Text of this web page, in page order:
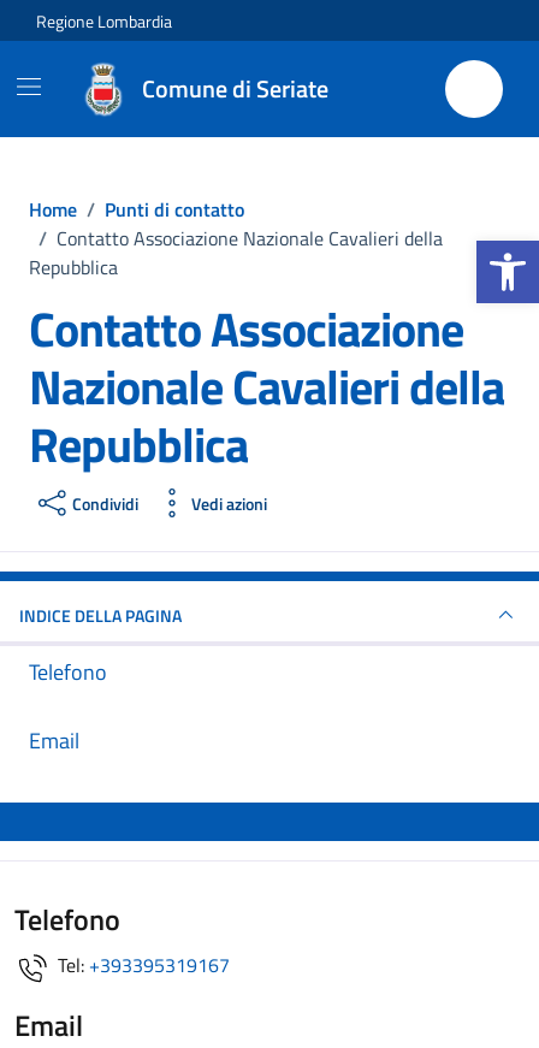
Apri la
Vai ai contenuti
Vai al footer
Regione Lombardia
Comune di Seriate
Home / Punti di contatto
/ Contatto Associazione Nazionale Cavalieri della
Repubblica
Contatto Associazione
Nazionale Cavalieri della
Repubblica
Condividi Vedi azioni
INDICE DELLA PAGINA
Telefono
Email
Telefono
Tel: +393395319167
Email